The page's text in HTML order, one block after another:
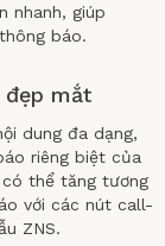
nhanh, giúp
báo.
đẹp mắt
dung đa dạng,
riêng biệt của
có thể tăng tương
với các nút call-
ZNS.